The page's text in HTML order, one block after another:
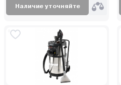
Наличие уточняйте